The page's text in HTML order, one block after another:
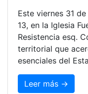
Este viernes 31
13, en la Iglesia
Resistencia esq.
territorial que
esenciales del
Leer más →